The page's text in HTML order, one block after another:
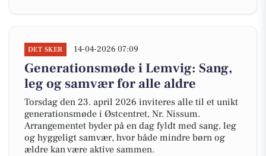
DET SKER 14-04-2026 07:09
Generationsmøde i Lemvig: Sang,
leg og samvær for alle aldre
Torsdag den 23. april 2026 inviteres alle til et unikt
generationsmøde i Østcentret, Nr. Nissum.
Arrangementet byder på en dag fyldt med sang, leg
og hyggeligt samvær, hvor både mindre børn og
ældre kan være aktive sammen.